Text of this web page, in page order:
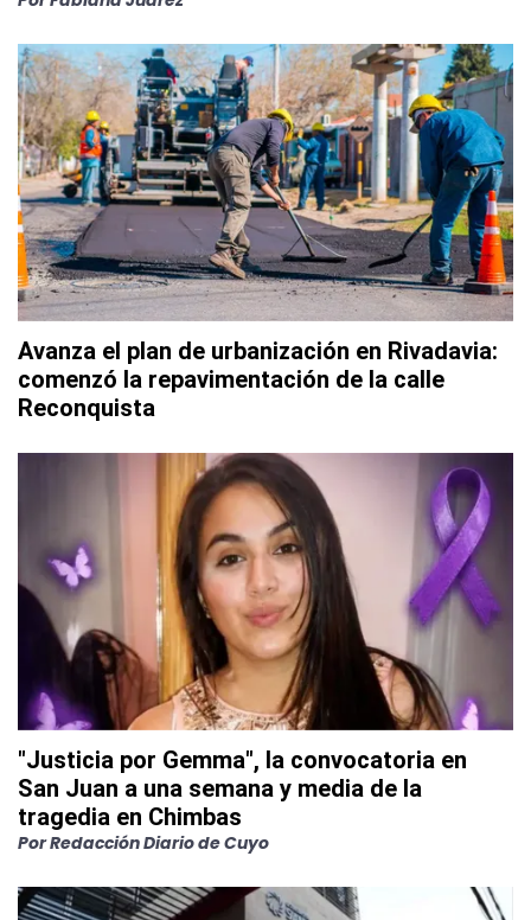
Avanza el plan de urbanización en Rivadavia:
comenzó la repavimentación de la calle
Reconquista
"Justicia por Gemma", la convocatoria en
San Juan a una semana y media de la
tragedia en Chimbas
PorRedacción Diario de Cuyo